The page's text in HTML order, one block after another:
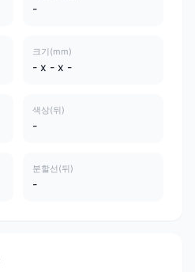
-
크기(mm)
- x - x -
색상(뒤)
-
분할선(뒤)
-